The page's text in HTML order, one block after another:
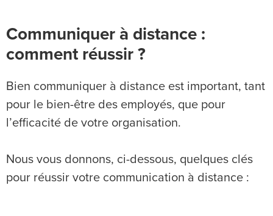
Communiquer à distance :
comment réussir ?
Bien communiquer à distance est important, tant
pour le bien-être des employés, que pour
l’efficacité de votre organisation.
Nous vous donnons, ci-dessous, quelques clés
pour réussir votre communication à distance :